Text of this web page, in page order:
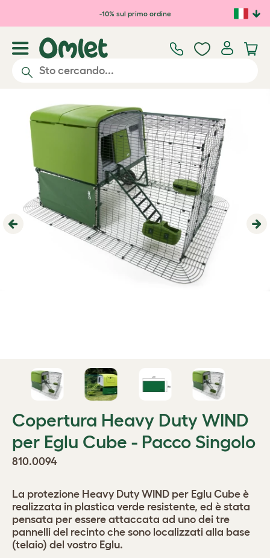
Passa al contenuto principale
-10% sul primo ordine
Previous
Copertura Heavy Duty WIND
per Eglu Cube - Pacco Singolo
810.0094
La protezione Heavy Duty WIND per Eglu Cube è
realizzata in plastica verde resistente, ed è stata
pensata per essere attaccata ad uno dei tre
pannelli del recinto che sono localizzati alla base
(telaio) del vostro Eglu.